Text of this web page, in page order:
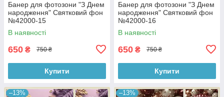
Банер для фотозони "З Днем
народження" Святковий фон
№42000-15
В наявності
650 ₴ 750 ₴
Купити
Банер для фотозони "З Днем
народження" Святковий фон
№42000-16
В наявності
650 ₴ 750 ₴
Купити
–13% –13%